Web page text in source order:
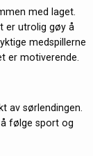
med laget.
er utrolig gøy å
medspillerne
er motiverende.
av sørlendingen.
følge sport og